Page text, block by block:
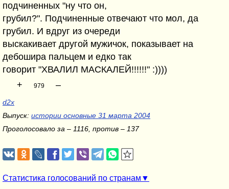
подчиненных "ну что он,
грубил?". Подчиненные отвечают что мол, да
грубил. И вдруг из очереди
выскакивает другой мужичок, показывает на
дебошира пальцем и едко так
говорит "ХВАЛИЛ МАСКАЛЕЙ!!!!!!" :))))
+
979 –
d2x
Выпуск: истории основные 31 марта 2004
Проголосовало за – 1116, против – 137
Статистика голосований по странам